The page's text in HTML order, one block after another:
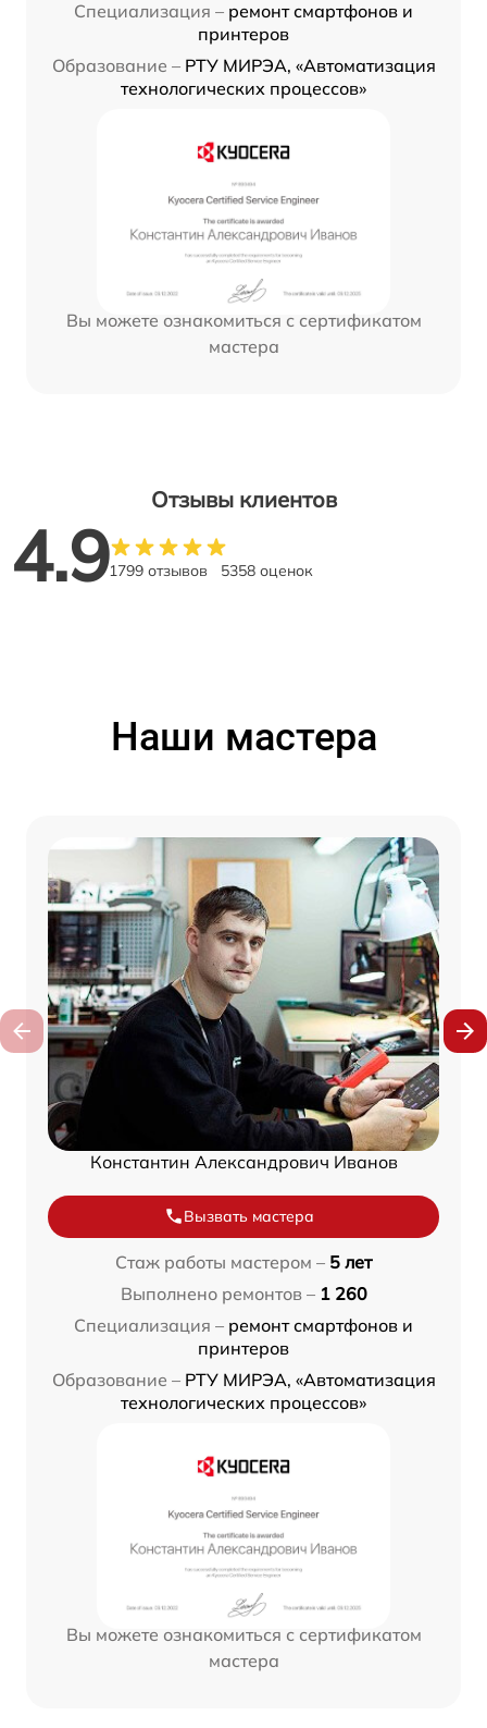
Специализация – ремонт смартфонов и
принтеров
Образование – РТУ МИРЭА, «Автоматизация
технологических процессов»
Вы можете ознакомиться с сертификатом
мастера
Отзывы клиентов
4.91799 отзывов 5358 оценок
Наши мастера
Константин Александрович Иванов
Вызвать мастера
Стаж работы мастером – 5 лет
Выполнено ремонтов – 1 260
Специализация – ремонт смартфонов и
принтеров
Образование – РТУ МИРЭА, «Автоматизация
технологических процессов»
Вы можете ознакомиться с сертификатом
мастера